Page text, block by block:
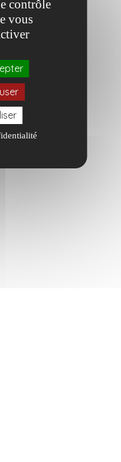
contrôle
vous